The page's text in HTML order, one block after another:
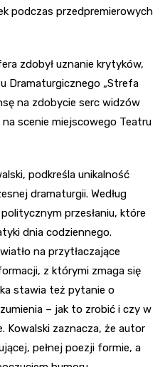
podczas przedpremierowych
zdobył uznanie krytyków,
Dramaturgicznego „Strefa
na zdobycie serc widzów
scenie miejscowego Teatru
podkreśla unikalność
dramaturgii. Według
przesłaniu, które
dnia codziennego.
na przytłaczające
z którymi zmaga się
stawia też pytanie o
– jak to zrobić i czy w
Kowalski zaznacza, że autor
pełnej poezji formie, a